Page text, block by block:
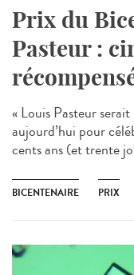
Prix du
Pasteur :
« Louis Pasteur
aujourd’hui pour
cents ans (et trente
BICENTENAIRE PRIX